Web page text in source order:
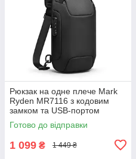
Рюкзак на одне плече Mark
Ryden MR7116 з кодовим
замком та USB-портом
(Чорний)
Готово до відправки
1 099 ₴ 1 449 ₴